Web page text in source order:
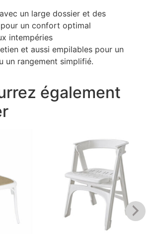
un large dossier et des
un confort optimal
intempéries
et aussi empilables pour un
un rangement simplifié.
également